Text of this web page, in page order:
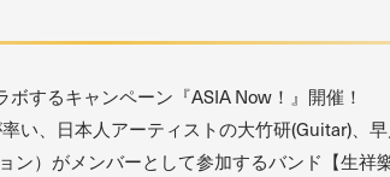
するキャンペーン『ASIA Now！』開催！
い、日本人アーティストの大竹研(Guitar)、
）がメンバーとして参加するバンド【生祥